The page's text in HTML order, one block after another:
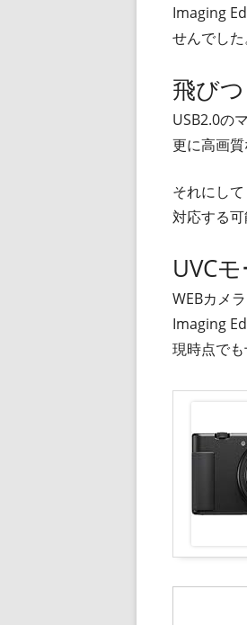
Imaging
せんでした
飛び
USB2.0の
更に高画質
それにし
対応する
UVC
WEBカメ
Imaging
現時点でも